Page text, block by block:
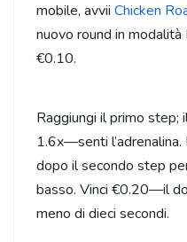
mobile, avvii Chicken
nuovo round in modalità
€0.10.
Raggiungi il primo step;
1.6x—senti
dopo il secondo step
basso. Vinci €0.20—il
meno di dieci secondi.